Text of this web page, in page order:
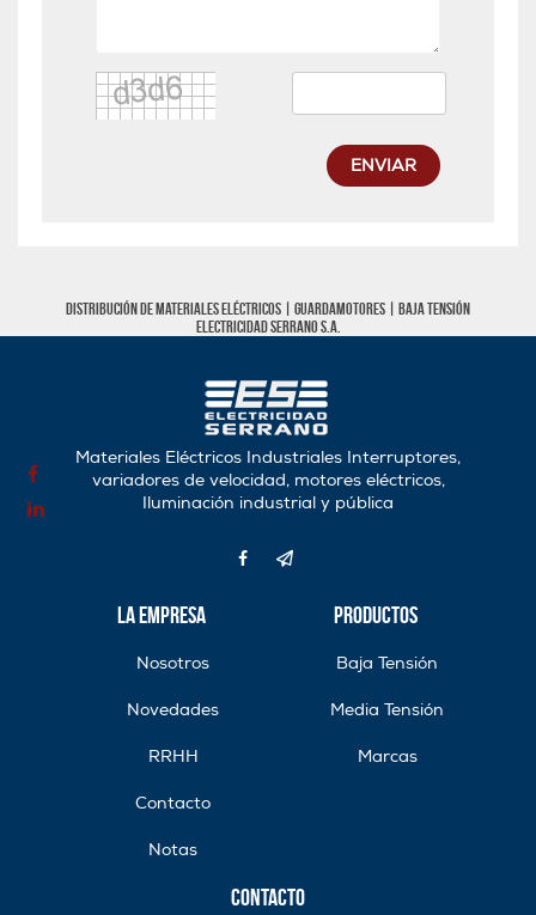
ENVIAR
Distribución de materiales eléctricos | Guardamotores | Baja tensión
Electricidad Serrano S.A.
Materiales Eléctricos Industriales Interruptores,
variadores de velocidad, motores eléctricos,
Iluminación industrial y pública
La Empresa
Nosotros
Novedades
RRHH
Contacto
Notas
Productos
Baja Tensión
Media Tensión
Marcas
Contacto